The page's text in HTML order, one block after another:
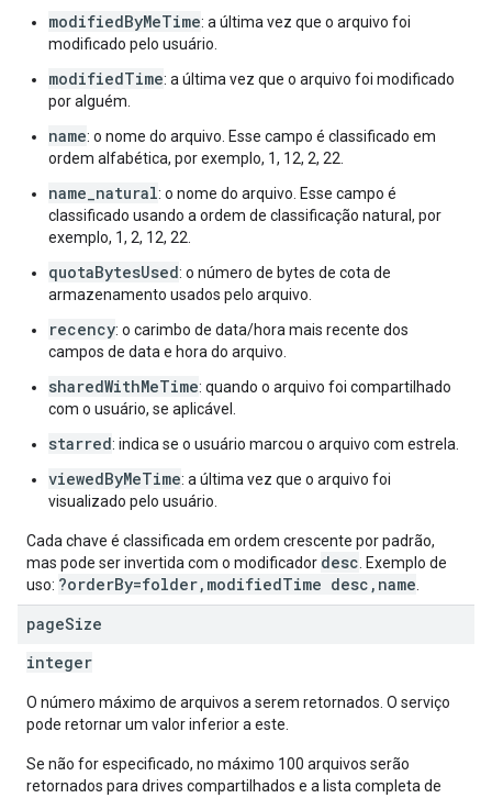
modifiedByMeTime: a última vez que o arquivo foi
modificado pelo usuário.
modifiedTime: a última vez que o arquivo foi modificado
por alguém.
name: o nome do arquivo. Esse campo é classificado em
ordem alfabética, por exemplo, 1, 12, 2, 22.
name_natural: o nome do arquivo. Esse campo é
classificado usando a ordem de classificação natural, por
exemplo, 1, 2, 12, 22.
quotaBytesUsed: o número de bytes de cota de
armazenamento usados pelo arquivo.
recency: o carimbo de data/hora mais recente dos
campos de data e hora do arquivo.
sharedWithMeTime: quando o arquivo foi compartilhado
com o usuário, se aplicável.
starred: indica se o usuário marcou o arquivo com estrela.
viewedByMeTime: a última vez que o arquivo foi
visualizado pelo usuário.
Cada chave é classificada em ordem crescente por padrão,
mas pode ser invertida com o modificador desc . Exemplo de
uso: ?orderBy=folder,modifiedTime desc,name
pageSize
integer
O número máximo de arquivos a serem retornados. O serviço
pode retornar um valor inferior a este.
Se não for especificado, no máximo 100 arquivos serão
retornados para drives compartilhados e a lista completa de